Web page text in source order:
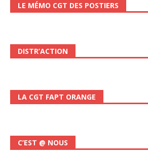
LE MÉMO CGT DES POSTIERS
DISTR’ACTION
LA CGT FAPT ORANGE
C’EST @ NOUS